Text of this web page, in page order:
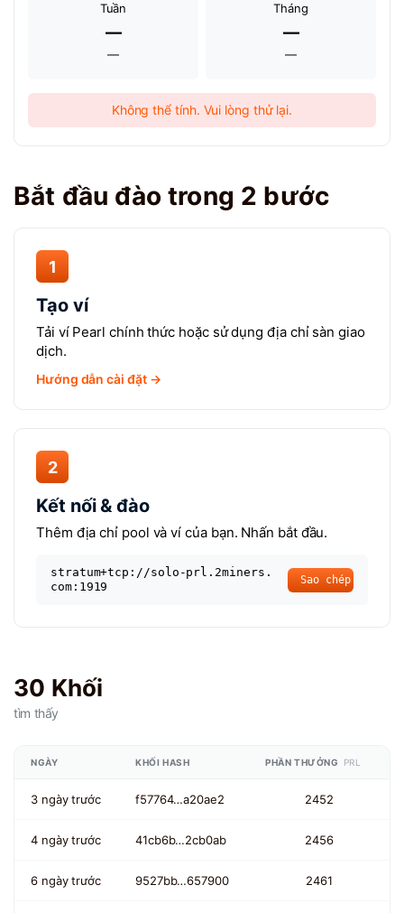
Tuần
—
—
Tháng
—
—
Không thể tính. Vui lòng thử lại.
Bắt đầu đào trong 2 bước
1
Tạo ví
Tải ví Pearl chính thức hoặc sử dụng địa chỉ sàn giao
dịch.
Hướng dẫn cài đặt →
2
Kết nối & đào
Thêm địa chỉ pool và ví của bạn. Nhấn bắt đầu.
stratum+tcp://solo-prl.2miners.
com:1919
Sao chép
30 Khối
tìm thấy
NGÀY KHỐI HASH PHẦN THƯỞNG PRL
3 ngày trước f57764…a20ae2 2452
4 ngày trước 41cb6b…2cb0ab 2456
6 ngày trước 9527bb…657900 2461